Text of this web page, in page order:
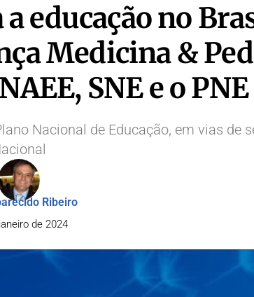
educação no
Medicina &
SNE e o
Nacional de Educação, em vias de
Ribeiro
de 2024